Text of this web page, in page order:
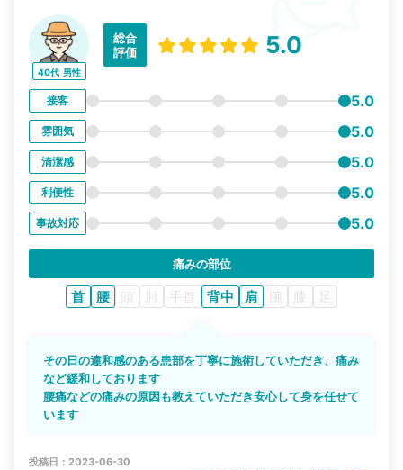
40代 男性
総合
評価
5.0
接客 5.0
雰囲気 5.0
清潔感 5.0
利便性 5.0
事故対応 5.0
痛みの部位
首 腰 頭 肘 手首 背中 肩 腕 膝 足
その日の違和感のある患部を丁寧に施術していただき、痛み
など緩和しております
腰痛などの痛みの原因も教えていただき安心して身を任せて
います
投稿日：2023-06-30